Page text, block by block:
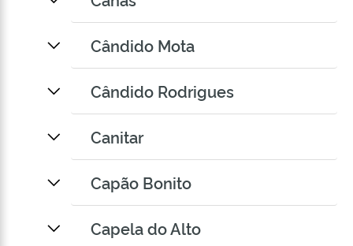
Cândido Mota
Cândido Rodrigues
Canitar
Capão Bonito
Capela do Alto